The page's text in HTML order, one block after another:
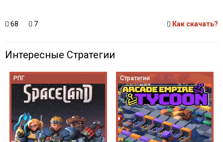
68 7 Как скачать?
Интересные Стратегии
РПГ Стратегии